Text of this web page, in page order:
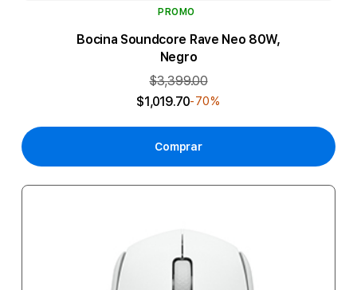
PROMO
Bocina Soundcore Rave Neo 80W,
Negro
$3,399.00
$1,019.70-70%
Comprar